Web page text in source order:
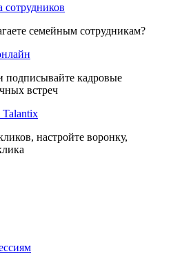
сотрудников
семейным сотрудникам?
подписывайте кадровые
встреч
Talantix
настройте воронку,